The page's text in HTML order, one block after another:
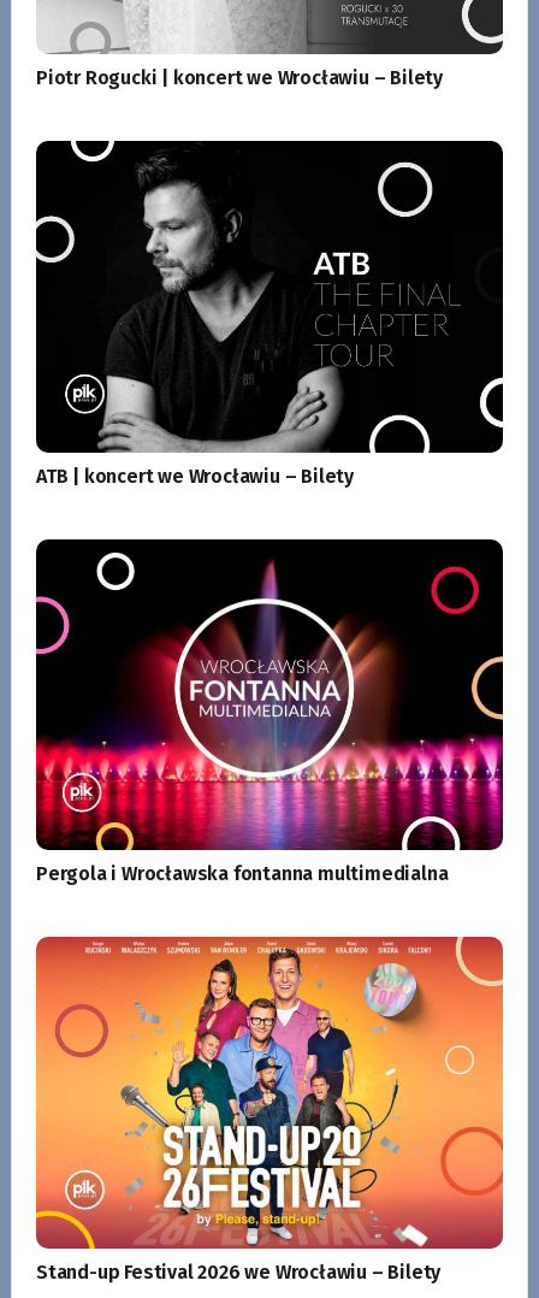
Piotr Rogucki | koncert we Wrocławiu – Bilety
ATB | koncert we Wrocławiu – Bilety
Pergola i Wrocławska fontanna multimedialna
Stand-up Festival 2026 we Wrocławiu – Bilety